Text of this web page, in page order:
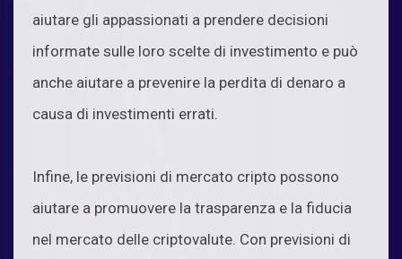
aiutare gli appassionati a prendere decisioni
informate sulle loro scelte di investimento e può
anche aiutare a prevenire la perdita di denaro a
causa di investimenti errati.
Infine, le previsioni di mercato cripto possono
aiutare a promuovere la trasparenza e la fiducia
nel mercato delle criptovalute. Con previsioni di